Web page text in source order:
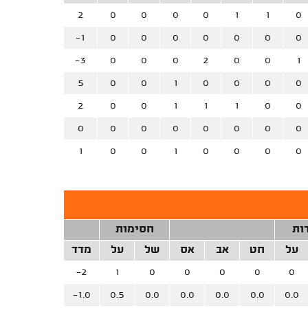
0
1
1
0
0
0
0
2
0
0
0
0
0
0
0
-1
1
0
0
2
0
0
0
-3
0
0
0
0
1
0
0
5
0
0
1
1
1
0
0
2
0
0
0
0
0
0
0
0
0
0
0
0
1
0
0
1
חסימות
על
חט אב אס של על מדד
0
0
0
0
0
1
-2
0.0
0.0
0.0
0.0
0.0
0.5
-1.0